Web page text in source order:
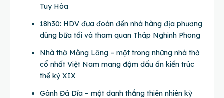
Tuy Hòa
18h30: HDV đưa đoàn đến nhà hàng địa phương
dùng bữa tối và tham quan Tháp Nghinh Phong
Nhà thờ Mằng Lăng – một trong những nhà thờ
cổ nhất Việt Nam mang đậm dấu ấn kiến trúc
thế kỷ XIX
Gành Đá Dĩa – một danh thắng thiên nhiên kỳ